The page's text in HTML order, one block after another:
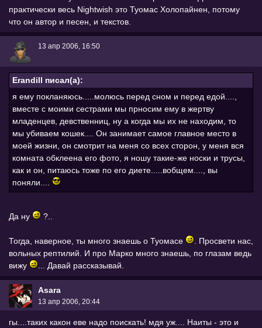
практически весь Nightwish это Туомас Холопайнен, потому
что он автор и песен, и текстов.
13 апр 2006, 16:50
Erandill писал(а):
я ему покланяюсь.....молюсь перед сном и перед едой....,
вместе с моими сестрами мы прносим ему в жертву
младенцев, девственниц, ну а когда мы их не находим, то
мы убиваем кошек.... Он занимает самое главное место в
моей жизни, он смотрит на меня со всех сторон, у меня вся
комната обклеена его фото, я ношу такие-же носки и трусы,
как и он, питаюсь тоже по его диете.....вобщем...., вы
поняли....
Да ну ?..
Тогда, наверное, ты много знаешь о Туомасе
. Просвети нас,
вольных рептилий. И про Марко много знаешь, по глазам ведь
вижу
... Давай рассказывай.
Asara
13 апр 2006, 20:44
гы....таких какон еве надо поискать! мдя уж.... Наиты - это и